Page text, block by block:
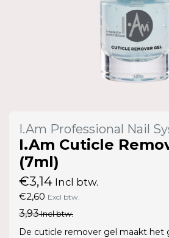
I.Am Professional Nail
I.Am Cuticle
(7ml)
€3,14 Incl btw.
€2,60 Excl btw.
3,93Incl btw.
De cuticle remover gel maakt het